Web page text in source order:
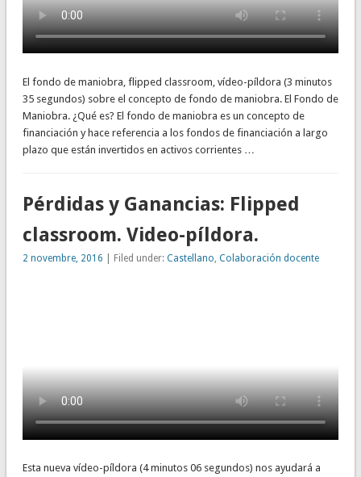
El fondo de maniobra, flipped classroom, vídeo-píldora (3 minutos
35 segundos) sobre el concepto de fondo de maniobra. El Fondo de
Maniobra. ¿Qué es? El fondo de maniobra es un concepto de
financiación y hace referencia a los fondos de financiación a largo
plazo que están invertidos en activos corrientes …
Pérdidas y Ganancias: Flipped
classroom. Video-píldora.
2 novembre, 2016 | Filed under: Castellano Colaboración docente
Esta nueva vídeo-píldora (4 minutos 06 segundos) nos ayudará a